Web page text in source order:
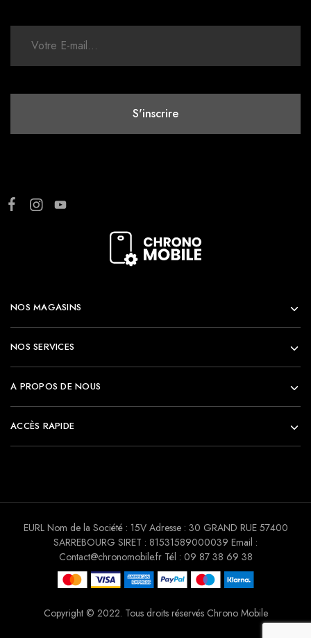
NOS MAGASINS
NOS SERVICES
A PROPOS DE NOUS
ACCÈS RAPIDE
Copyright © 2022. Tous droits réservés Chrono Mobile
EURL Nom de la Société : 15V Adresse : 30 GRAND RUE 57400
SARREBOURG SIRET : 81531589000039 Email :
Contact@chronomobile.fr Tél : 09 87 38 69 38